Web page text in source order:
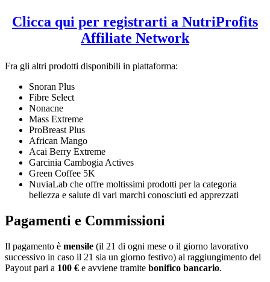
Clicca qui per registrarti a NutriProfits
Affiliate Network
Fra gli altri prodotti disponibili in piattaforma:
Snoran Plus
Fibre Select
Nonacne
Mass Extreme
ProBreast Plus
African Mango
Acai Berry Extreme
Garcinia Cambogia Actives
Green Coffee 5K
NuviaLab che offre moltissimi prodotti per la categoria
bellezza e salute di vari marchi conosciuti ed apprezzati
Pagamenti e Commissioni
Il pagamento è mensile (il 21 di ogni mese o il giorno lavorativo
successivo in caso il 21 sia un giorno festivo) al raggiungimento del
Payout pari a 100 € e avviene tramite bonifico bancario.